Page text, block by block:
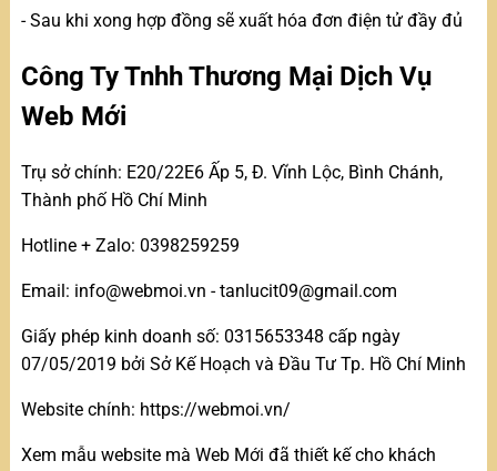
- Sau khi xong hợp đồng sẽ xuất hóa đơn điện tử đầy đủ
Công Ty Tnhh Thương Mại Dịch Vụ
Web Mới
Trụ sở chính: E20/22E6 Ấp 5, Đ. Vĩnh Lộc, Bình Chánh,
Thành phố Hồ Chí Minh
Hotline + Zalo: 0398259259
Email: info@webmoi.vn - tanlucit09@gmail.com
Giấy phép kinh doanh số: 0315653348 cấp ngày
07/05/2019 bởi Sở Kế Hoạch và Đầu Tư Tp. Hồ Chí Minh
Website chính: https://webmoi.vn/
Xem mẫu website mà Web Mới đã thiết kế cho khách